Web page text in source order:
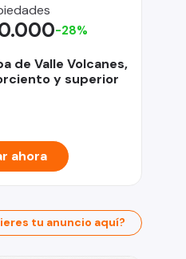
de Valle Volcanes,
y superior
-28%
ahora
tu anuncio aquí?